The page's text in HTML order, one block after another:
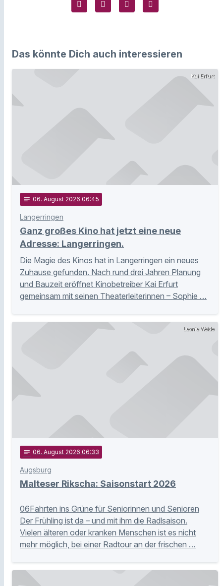
Das könnte Dich auch interessieren
Kai Erfurt
notes 06. August 2026 06:45
Langerringen
Ganz großes Kino hat jetzt eine neue
Adresse: Langerringen.
Die Magie des Kinos hat in Langerringen ein neues
Zuhause gefunden. Nach rund drei Jahren Planung
und Bauzeit eröffnet Kinobetreiber Kai Erfurt
gemeinsam mit seinen Theaterleiterinnen – Sophie …
Leonie Weide
notes 06. August 2026 06:33
Augsburg
Malteser Rikscha: Saisonstart 2026
06Fahrten ins Grüne für Seniorinnen und Senioren
Der Frühling ist da – und mit ihm die Radlsaison.
Vielen älteren oder kranken Menschen ist es nicht
mehr möglich, bei einer Radtour an der frischen …